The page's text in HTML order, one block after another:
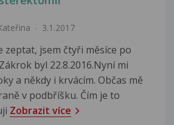
3.1.2017
zeptat, jsem čtyři měsíce po
byl 22.8.2016.Nyní mi
a někdy i krvácím. Občas mě
v podbříšku. Čím je to
Zobrazit více